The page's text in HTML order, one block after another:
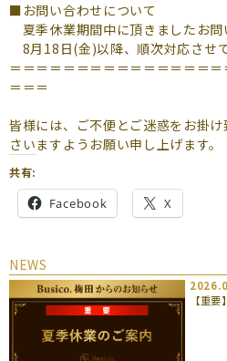
■お問い合わせについて
夏季休業期間中に頂きましたお問
8月18日(金)以降、順次対応させ
＝＝＝＝＝＝＝＝＝＝＝＝＝＝＝
＝＝＝
皆様には、ご不便とご迷惑をお掛
さいますようお願い申し上げます。
共有:
Facebook X
NEWS
【重